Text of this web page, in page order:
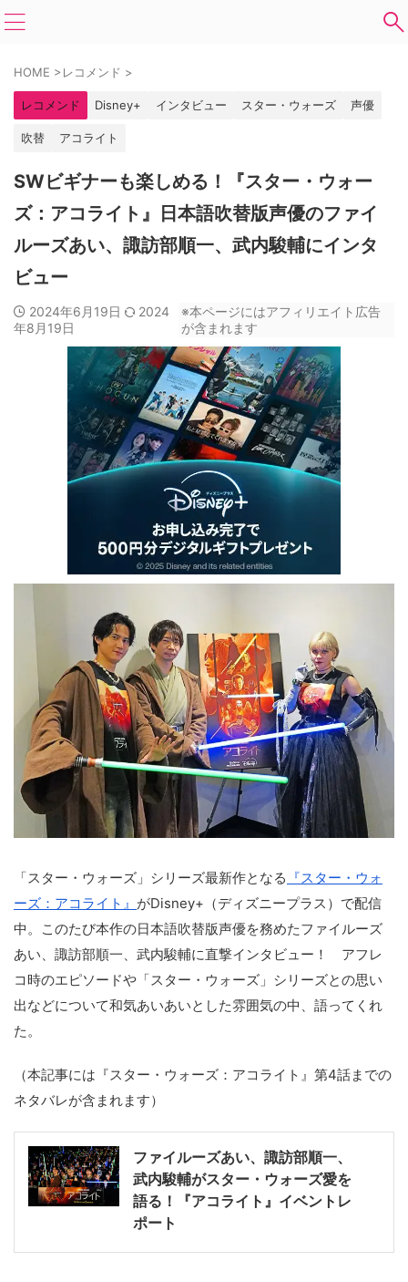
HOME >レコメンド >
レコメンド Disney+ インタビュー スター・ウォーズ 声優
吹替 アコライト
SWビギナーも楽しめる！『スター・ウォー
ズ：アコライト』日本語吹替版声優のファイ
ルーズあい、諏訪部順一、武内駿輔にインタ
ビュー
2024年6月19日
2024
年8月19日
※本ページにはアフィリエイト広告
が含まれます
「スター・ウォーズ」シリーズ最新作となる 『スター・ウォ
ーズ：アコライト』 がDisney+（ディズニープラス）で配信
中。このたび本作の日本語吹替版声優を務めたファイルーズ
あい、諏訪部順一、武内駿輔に直撃インタビュー！ アフレ
コ時のエピソードや「スター・ウォーズ」シリーズとの思い
出などについて和気あいあいとした雰囲気の中、語ってくれ
た。
（本記事には『スター・ウォーズ：アコライト』第4話までの
ネタバレが含まれます）
ファイルーズあい、諏訪部順一、
武内駿輔がスター・ウォーズ愛を
語る！『アコライト』イベントレ
ポート